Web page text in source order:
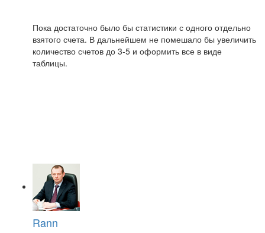
Пока достаточно было бы статистики с одного отдельно
взятого счета. В дальнейшем не помешало бы увеличить
количество счетов до 3-5 и оформить все в виде
таблицы.
Rann